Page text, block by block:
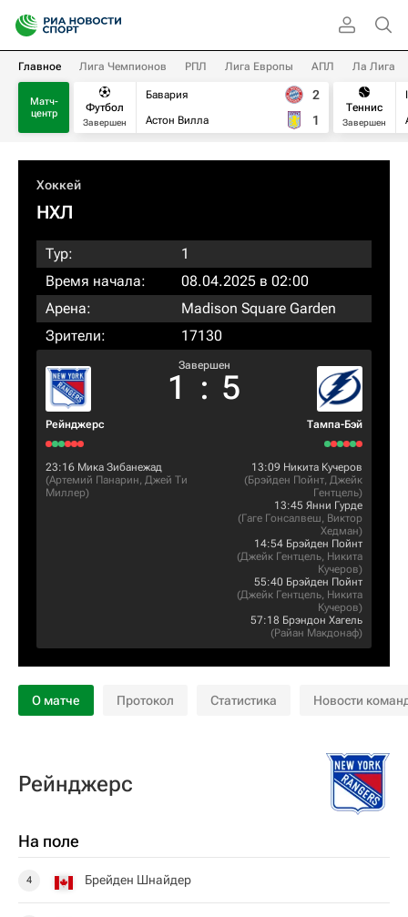
Главное Лига Чемпионов РПЛ Лига Европы АПЛ Ла Лига
Матч-
центр
Футбол
Завершен
Бавария
Астон Вилла
2
1
Теннис
Завершен
Хоккей
НХЛ
Тур:
1
Время начала:
08.04.2025 в 02:00
Арена:
Madison Square Garden
Зрители:
17130
Рейнджерс
Завершен
1 : 5
Тампа-Бэй
23:16 Мика Зибанежад
(Артемий Панарин, Джей Ти
Миллер)
13:09 Никита Кучеров
(Брэйден Пойнт, Джейк
Гентцель)
13:45 Янни Гурде
(Гаге Гонсалвеш, Виктор
Хедман)
14:54 Брэйден Пойнт
(Джейк Гентцель, Никита
Кучеров)
55:40 Брэйден Пойнт
(Джейк Гентцель, Никита
Кучеров)
57:18 Брэндон Хагель
(Райан Макдонаф)
О матче Протокол Статистика Новости
Рейнджерс
На поле
4 Брейден Шнайдер